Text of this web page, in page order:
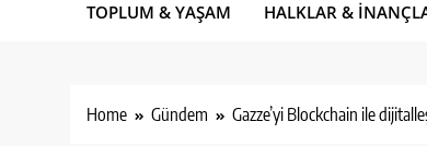
TOPLUM & YAŞAM HALKLAR &
Home Gündem Gazze’yi Blockchain ile